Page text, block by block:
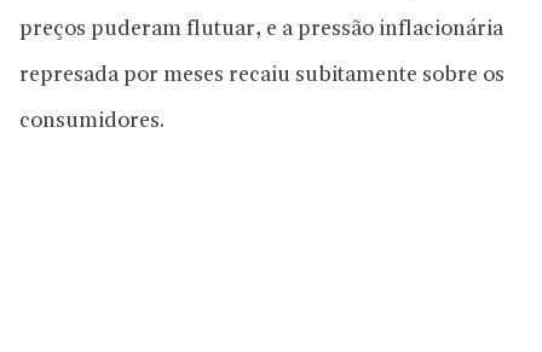
preços puderam flutuar, e a pressão inflacionária
represada por meses recaiu subitamente sobre os
consumidores.